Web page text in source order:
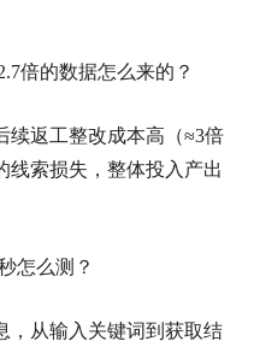
倍的数据怎么来的？
续返工整改成本高（≈3倍
线索损失，整体投入产出
怎么测？
，从输入关键词到获取结